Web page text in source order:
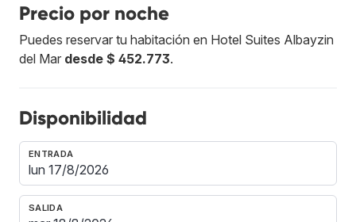
Precio por noche
Puedes reservar tu habitación en Hotel Suites Albayzin
del Mar desde $ 452.773.
Disponibilidad
ENTRADA
SALIDA